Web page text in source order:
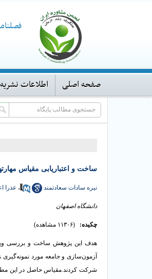
صفحه اصلی اطلاعات نشریه
ساخت و اعتباریابی مقیاس
نیره سادات سعادتمند ، عذرا
دانشگاه اصفهان
چکیده: (۱۱۳۰۶ مشاهده)
هدف این پژوهش ساخت و بررسی
شرکت کردند.مقیاس حاصل در این